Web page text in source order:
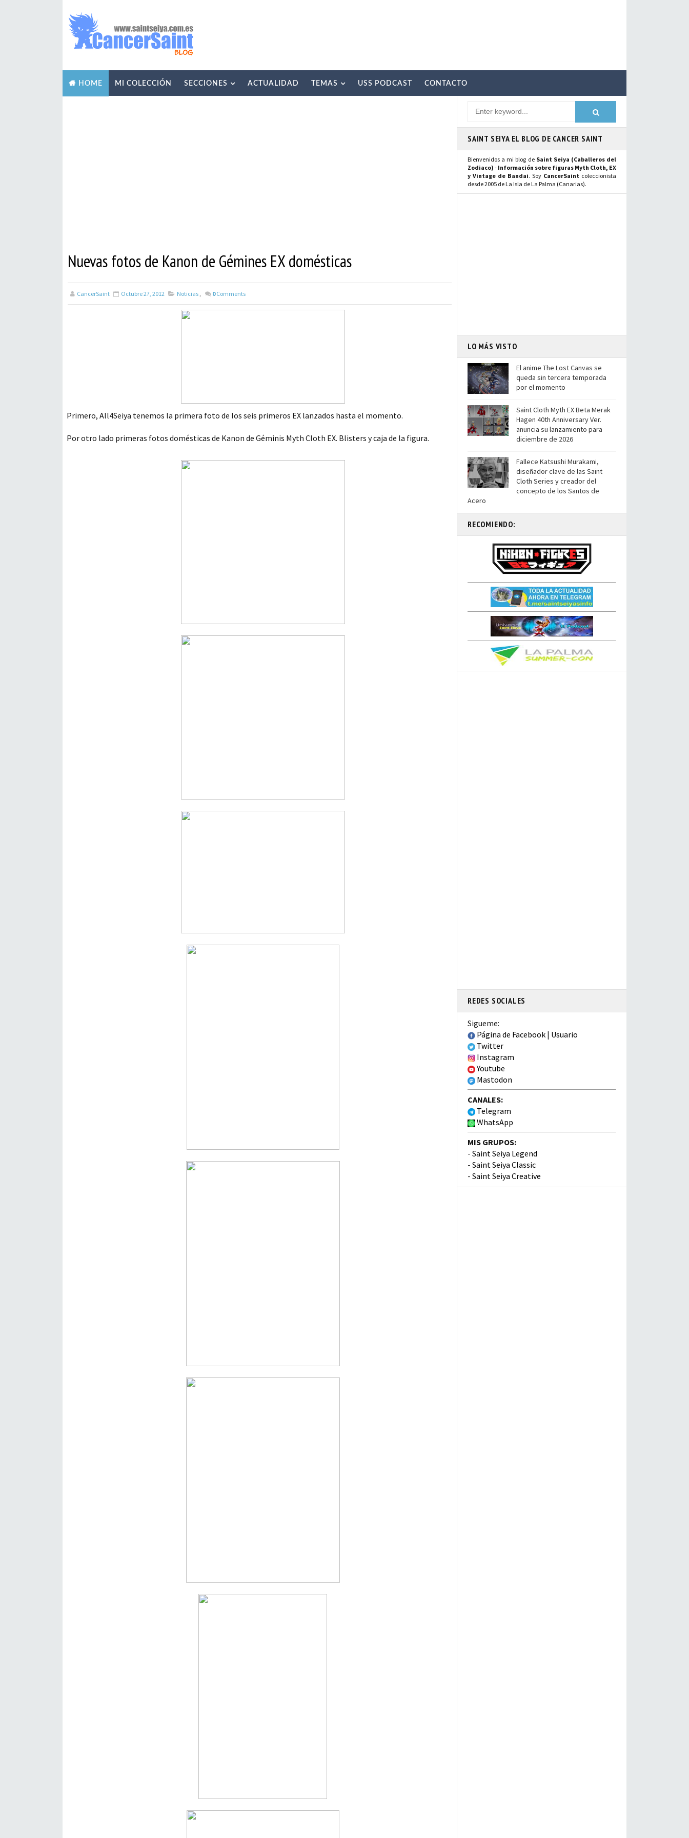
HOME MI COLECCIÓN SECCIONES ACTUALIDAD TEMAS USS PODCAST CONTACTO
Nuevas fotos de Kanon de Gémines EX domésticas
CancerSaint Octubre 27, 2012 Noticias , 0 Comments
Primero, All4Seiya tenemos la primera foto de los seis primeros EX lanzados hasta el momento.
Por otro lado primeras fotos domésticas de Kanon de Géminis Myth Cloth EX. Blisters y caja de la figura.
SAINT SEIYA EL BLOG DE CANCER SAINT
Bienvenidos a mi blog de Saint Seiya (Caballeros del
Zodiaco) - Información sobre figuras Myth Cloth, EX
y Vintage de Bandai. Soy CancerSaint coleccionista
desde 2005 de La Isla de La Palma (Canarias).
LO MÁS VISTO
El anime The Lost Canvas se
queda sin tercera temporada
por el momento
Saint Cloth Myth EX Beta Merak
Hagen 40th Anniversary Ver.
anuncia su lanzamiento para
diciembre de 2026
Fallece Katsushi Murakami,
diseñador clave de las Saint
Cloth Series y creador del
concepto de los Santos de
Acero
RECOMIENDO:
REDES SOCIALES
Sigueme:
Página de Facebook | Usuario
Twitter
Instagram
Youtube
Mastodon
CANALES:
Telegram
WhatsApp
MIS GRUPOS:
- Saint Seiya Legend
- Saint Seiya Classic
- Saint Seiya Creative